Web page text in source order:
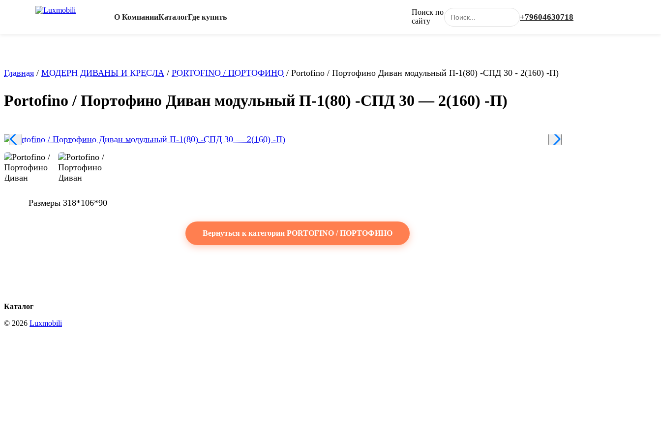
О КомпанииКаталогГде купить
Поиск по
сайту
+79604630718
Главная / МОДЕРН ДИВАНЫ И КРЕСЛА / PORTOFINO / ПОРТОФИНО / Portofino / Портофино Диван модульный П-1(80) -СПД 30 - 2(160) -П)
Portofino / Портофино Диван модульный П-1(80) -СПД 30 — 2(160) -П)
Размеры 318*106*90
Вернуться к категории PORTOFINO / ПОРТОФИНО
Каталог
© 2026 Luxmobili